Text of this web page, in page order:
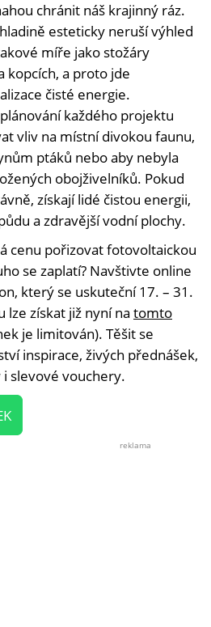
chránit náš krajinný ráz.
esteticky neruší výhled
míře jako stožáry
a proto jde
čisté energie.
každého projektu
vliv na místní divokou faunu,
ptáků nebo aby nebyla
obojživelníků. Pokud
získají lidé čistou energii,
a zdravější vodní plochy.
cenu pořizovat fotovoltaickou
se zaplatí? Navštivte online
který se uskuteční 17. – 31.
lze získat již nyní na tomto
je limitován). Těšit se
inspirace, živých přednášek,
slevové vouchery.
reklama